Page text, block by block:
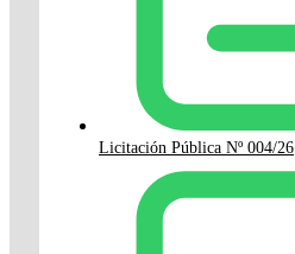
Licitación Pública Nº 004/26